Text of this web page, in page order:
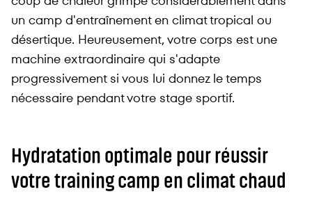
un camp d'entraînement en climat tropical ou
désertique. Heureusement, votre corps est une
machine extraordinaire qui s'adapte
progressivement si vous lui donnez le temps
nécessaire pendant votre stage sportif.
Hydratation optimale pour réussir
votre training camp en climat chaud